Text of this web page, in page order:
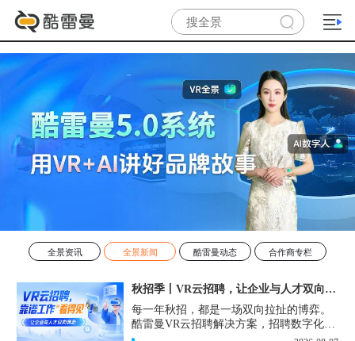
全景资讯 全景新闻 酷雷曼动态 合作商专栏
秋招季丨VR云招聘，让企业与人才双向奔赴！
每一年秋招，都是一场双向拉扯的博弈。
酷雷曼VR云招聘解决方案，招聘数字化的
实用工具，告别“信息博弈”，真正实现企